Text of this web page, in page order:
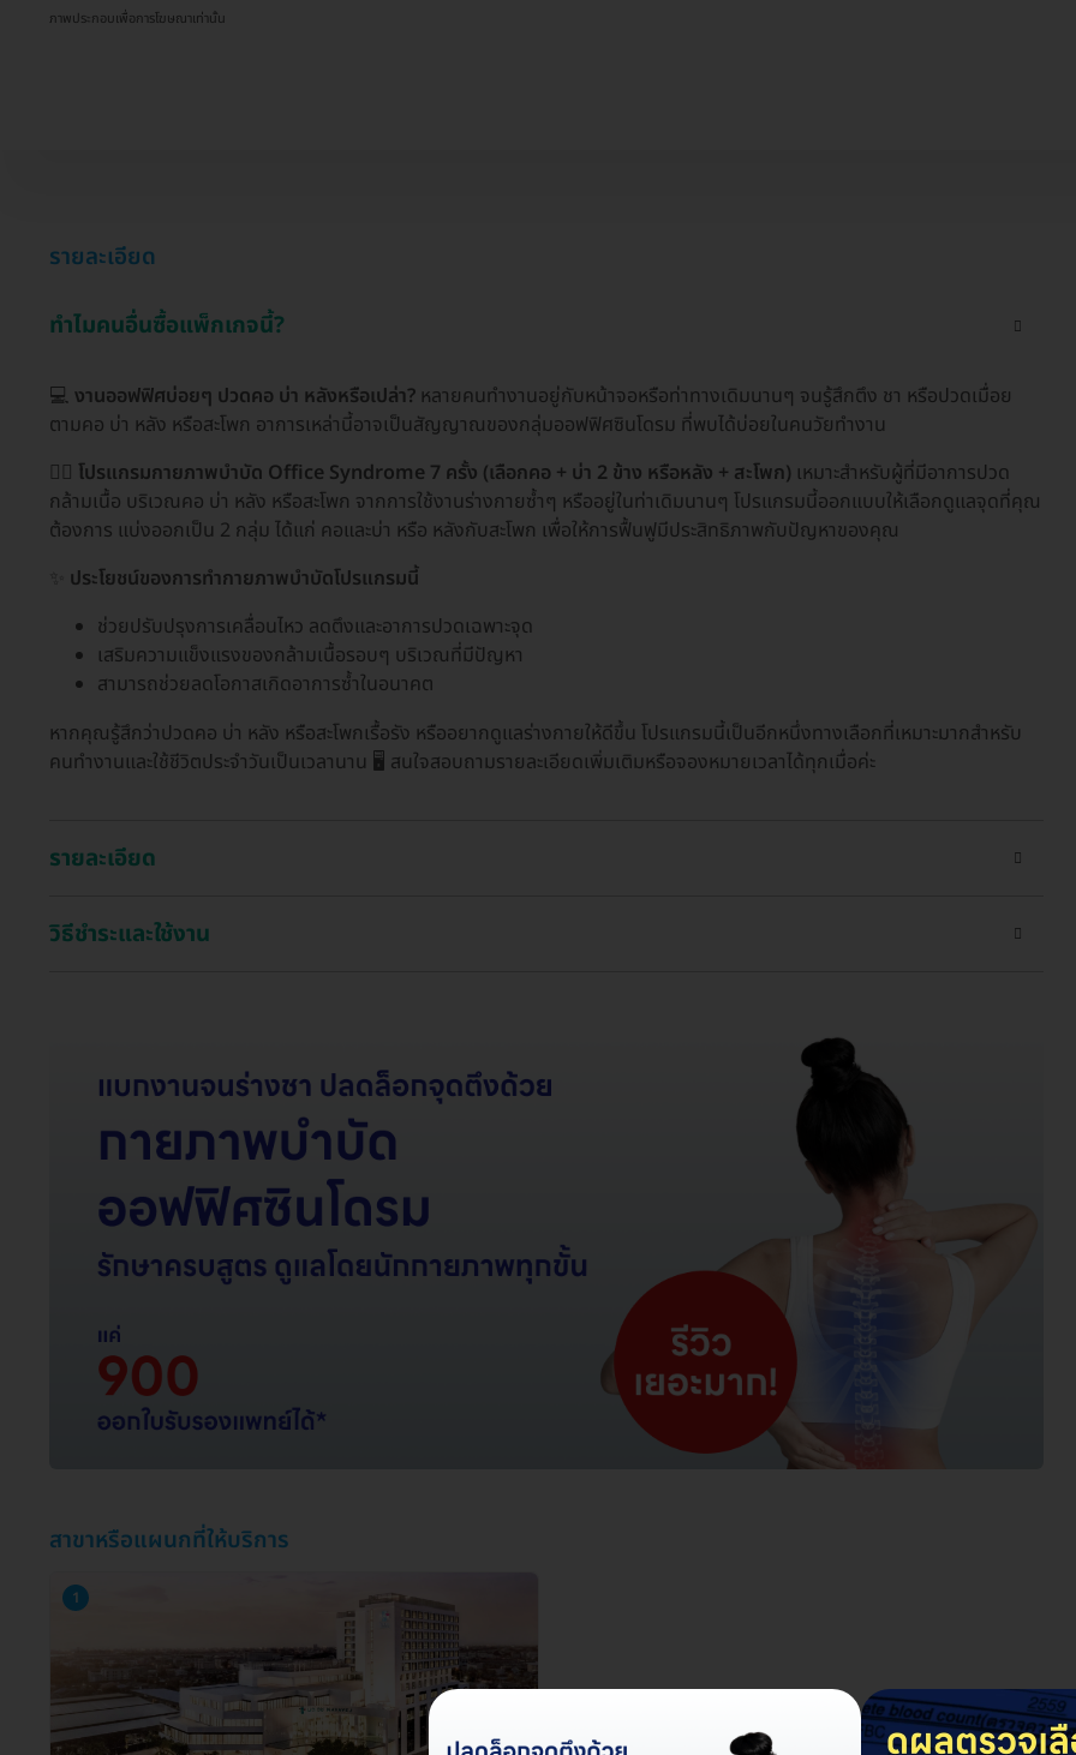
ภาพประกอบเพื่อการโฆษณาเท่านั้น
รายละเอียด
ทำไมคนอื่นซื้อแพ็กเกจนี้?
💻 งานออฟฟิศบ่อยๆ ปวดคอ บ่า หลังหรือเปล่า? หลายคนทำงานอยู่กับหน้าจอหรือท่าทางเดิมนานๆ จนรู้สึกตึง ชา หรือปวดเมื่อย
ตามคอ บ่า หลัง หรือสะโพก อาการเหล่านี้อาจเป็นสัญญาณของกลุ่มออฟฟิศซินโดรม ที่พบได้บ่อยในคนวัยทำงาน
🧑‍⚕️ โปรแกรมกายภาพบำบัด Office Syndrome 7 ครั้ง (เลือกคอ + บ่า 2 ข้าง หรือหลัง + สะโพก) เหมาะสำหรับผู้ที่มีอาการปวด
กล้ามเนื้อ บริเวณคอ บ่า หลัง หรือสะโพก จากการใช้งานร่างกายซ้ำๆ หรืออยู่ในท่าเดิมนานๆ โปรแกรมนี้ออกแบบให้เลือกดูแลจุดที่คุณ
ต้องการ แบ่งออกเป็น 2 กลุ่ม ได้แก่ คอและบ่า หรือ หลังกับสะโพก เพื่อให้การฟื้นฟูมีประสิทธิภาพกับปัญหาของคุณ
ประโยชน์ของการทำกายภาพบำบัดโปรแกรมนี้
ช่วยปรับปรุงการเคลื่อนไหว ลดตึงและอาการปวดเฉพาะจุด
เสริมความแข็งแรงของกล้ามเนื้อรอบๆ บริเวณที่มีปัญหา
สามารถช่วยลดโอกาสเกิดอาการซ้ำในอนาคต
หากคุณรู้สึกว่าปวดคอ บ่า หลัง หรือสะโพกเรื้อรัง หรืออยากดูแลร่างกายให้ดีขึ้น โปรแกรมนี้เป็นอีกหนึ่งทางเลือกที่เหมาะมากสำหรับ
คนทำงานและใช้ชีวิตประจำวันเป็นเวลานาน 🖥️ สนใจสอบถามรายละเอียดเพิ่มเติมหรือจองหมายเวลาได้ทุกเมื่อค่ะ
รายละเอียด
วิธีชำระและใช้งาน
สาขาหรือแผนกที่ให้บริการ
1